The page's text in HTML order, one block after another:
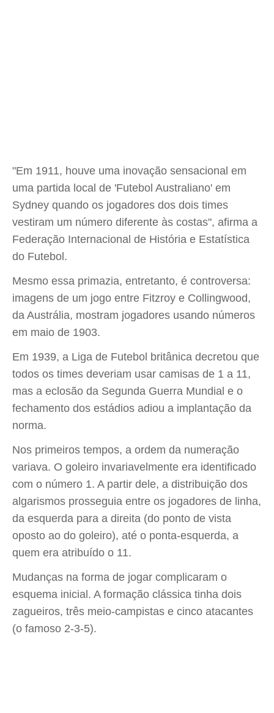
"Em 1911, houve uma inovação sensacional em
uma partida local de 'Futebol Australiano' em
Sydney quando os jogadores dos dois times
vestiram um número diferente às costas", afirma a
Federação Internacional de História e Estatística
do Futebol.
Mesmo essa primazia, entretanto, é controversa:
imagens de um jogo entre Fitzroy e Collingwood,
da Austrália, mostram jogadores usando números
em maio de 1903.
Em 1939, a Liga de Futebol britânica decretou que
todos os times deveriam usar camisas de 1 a 11,
mas a eclosão da Segunda Guerra Mundial e o
fechamento dos estádios adiou a implantação da
norma.
Nos primeiros tempos, a ordem da numeração
variava. O goleiro invariavelmente era identificado
com o número 1. A partir dele, a distribuição dos
algarismos prosseguia entre os jogadores de linha,
da esquerda para a direita (do ponto de vista
oposto ao do goleiro), até o ponta-esquerda, a
quem era atribuído o 11.
Mudanças na forma de jogar complicaram o
esquema inicial. A formação clássica tinha dois
zagueiros, três meio-campistas e cinco atacantes
(o famoso 2-3-5).